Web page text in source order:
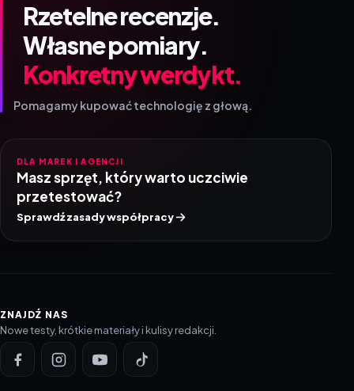
Rzetelne recenzje.
Własne pomiary.
Konkretny werdykt.
Pomagamy kupować technologię z głową.
DLA MAREK I AGENCJI
Masz sprzęt, który warto uczciwie
przetestować?
Sprawdź zasady współpracy
ZNAJDŹ NAS
Nowe testy, krótkie materiały i kulisy redakcji.